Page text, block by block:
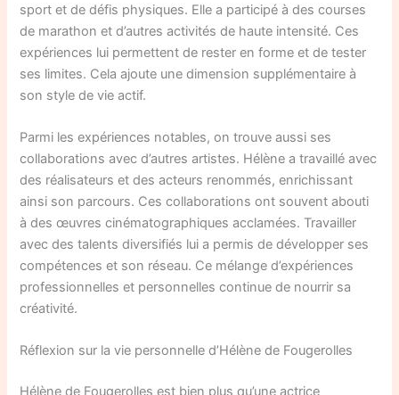
sport et de défis physiques. Elle a participé à des courses
de marathon et d’autres activités de haute intensité. Ces
expériences lui permettent de rester en forme et de tester
ses limites. Cela ajoute une dimension supplémentaire à
son style de vie actif.
Parmi les expériences notables, on trouve aussi ses
collaborations avec d’autres artistes. Hélène a travaillé avec
des réalisateurs et des acteurs renommés, enrichissant
ainsi son parcours. Ces collaborations ont souvent abouti
à des œuvres cinématographiques acclamées. Travailler
avec des talents diversifiés lui a permis de développer ses
compétences et son réseau. Ce mélange d’expériences
professionnelles et personnelles continue de nourrir sa
créativité.
Réflexion sur la vie personnelle d’Hélène de Fougerolles
Hélène de Fougerolles est bien plus qu’une actrice